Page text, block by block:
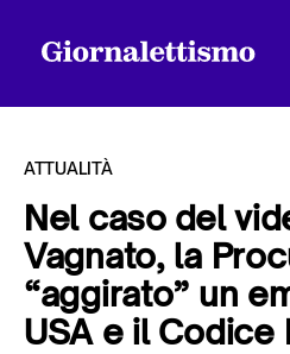
Tutti gli articoli
ATTUALITÀ
Nel caso del
Vagnato, la
“aggirato” un
USA e il Codice